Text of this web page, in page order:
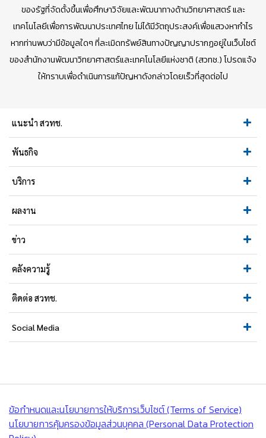
ของรัฐที่จัดตั้งขึ้นเพื่อศึกษาวิจัยและพัฒนาทางด้านวิทยาศาสตร์ และ
เทคโนโลยีเพื่อการพัฒนาประเทศไทย ไม่ได้มีวัตถุประสงค์เพื่อแสวงหากำไร
หากท่านพบว่ามีข้อมูลใดๆ ที่ละเมิดทรัพย์สินทางปัญญาปรากฏอยู่ในเว็บไซต์
ของสำนักงานพัฒนาวิทยาศาสตร์และเทคโนโลยีแห่งชาติ (สวทช.) โปรดแจ้ง
ให้ทราบเพื่อดำเนินการแก้ปัญหาดังกล่าวโดยเร็วที่สุดต่อไป
แนะนำ สวทช.
พันธกิจ
บริการ
ผลงาน
ข่าว
คลังความรู้
ติดต่อ สวทช.
Social Media
ข้อกำหนดและนโยบายการให้บริการเว็บไซต์ (Terms of Service)
นโยบายการคุ้มครองข้อมูลส่วนบุคคล (Personal Data Protection